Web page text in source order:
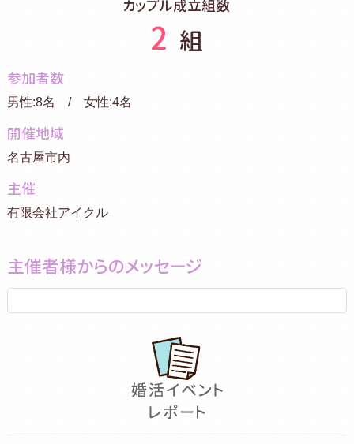
カップル成立組数
2 組
参加者数
男性:8名 / 女性:4名
開催地域
名古屋市内
主催
有限会社アイクル
主催者様からのメッセージ